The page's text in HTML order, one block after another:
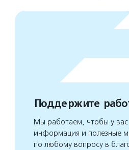
Поддержите
Мы работаем, чтобы у вас
информация и полезные
по любому вопросу в